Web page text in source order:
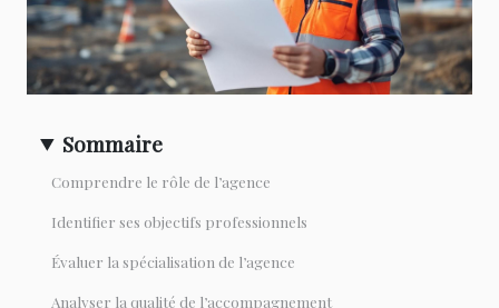
Sommaire
Comprendre le rôle de l’agence
Identifier ses objectifs professionnels
Évaluer la spécialisation de l’agence
Analyser la qualité de l’accompagnement